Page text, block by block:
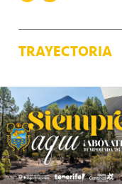
TRAYECTORIA